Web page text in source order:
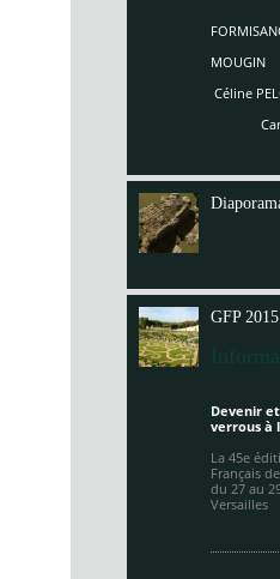
MOUGIN
Céline
Carole
GFP 2015
Devenir
verrous à
La 45e
Français
du 27 au
Versailles